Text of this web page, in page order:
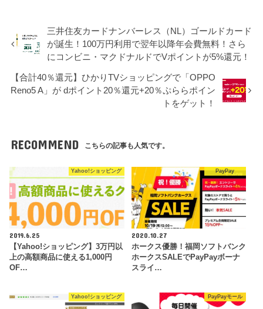
三井住友カードナンバーレス（NL）ゴールドカード
が誕生！100万円利用で翌年以降年会費無料！さら
にコンビニ・マクドナルドでVポイントが5%還元！
【合計40％還元】ひかりTVショッピングで「OPPO
Reno5 A」が dポイント20％還元+20％ぷららポイン
トをゲット！
RECOMMEND こちらの記事も人気です。
Yahoo!ショッピング
2019.6.25
【Yahoo!ショッピング】3万円以
上の高額商品に使える1,000円
OF…
PayPay
2020.10.27
ホークス優勝！福岡ソフトバンク
ホークスSALEでPayPayボーナ
スライ…
Yahoo!ショッピング PayPayモール